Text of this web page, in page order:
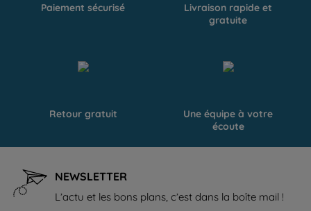
Paiement sécurisé
Livraison rapide et
gratuite
Retour gratuit
Une équipe à votre
écoute
NEWSLETTER
L’actu et les bons plans, c’est dans la boîte mail !